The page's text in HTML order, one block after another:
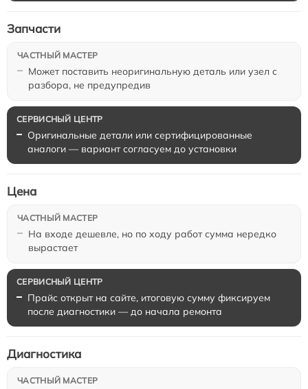
Может поставить неоригинальную деталь или узел с
разбора, не предупредив
Запчасти
Оригинальные детали или сертифицированные
аналоги — вариант согласуем до установки
На входе дешевле, но по ходу работ сумма нередко
вырастает
Цена
Прайс открыт на сайте, итоговую сумму фиксируем
после диагностики — до начала ремонта
Диагностика